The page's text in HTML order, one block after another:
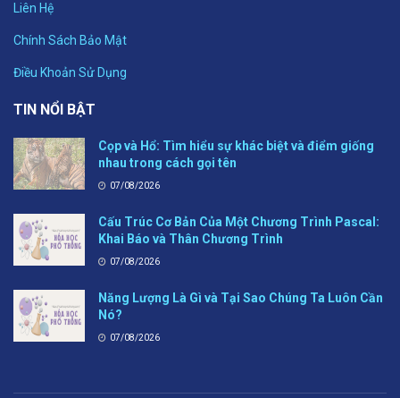
Liên Hệ
Chính Sách Bảo Mật
Điều Khoản Sử Dụng
TIN NỔI BẬT
Cọp và Hổ: Tìm hiểu sự khác biệt và điểm giống
nhau trong cách gọi tên
07/08/2026
Cấu Trúc Cơ Bản Của Một Chương Trình Pascal:
Khai Báo và Thân Chương Trình
07/08/2026
Năng Lượng Là Gì và Tại Sao Chúng Ta Luôn Cần
Nó?
07/08/2026